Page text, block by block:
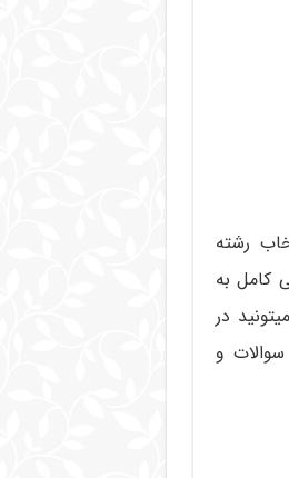
انتخاب رشته
کامل به
در
و